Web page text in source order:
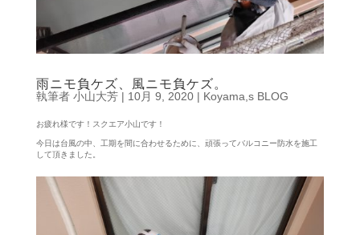
雨ニモ負ケズ、風ニモ負ケズ。
執筆者 小山大芳| 10月 9, 2020| Koyama,s BLOG
お疲れ様です！スクエア小山です！
今日は台風の中、工期を間に合わせるために、頑張ってバルコニー防水を施工
して頂きました。